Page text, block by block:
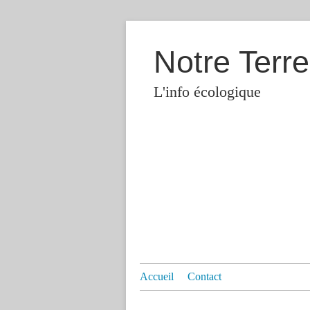
Notre Terre
L'info écologique
Accueil Contact